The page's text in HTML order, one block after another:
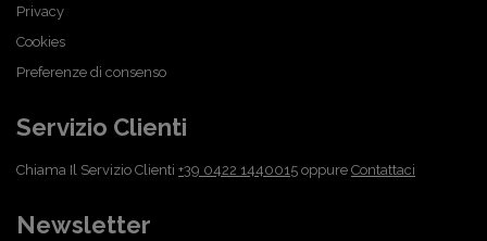
Privacy
Cookies
Preferenze di consenso
Servizio Clienti
Chiama Il Servizio Clienti +39 0422 1440015 oppure Contattaci
Newsletter